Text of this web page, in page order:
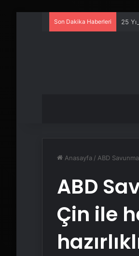
Son Dakika Haberleri 25
Anasayfa / ABD
ABD
Çin ile